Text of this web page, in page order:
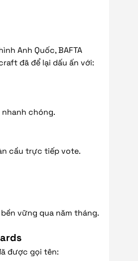
Anh Quốc, BAFTA
đã để lại dấu ấn với:
chóng.
cầu trực tiếp vote.
vững qua năm tháng.
được gọi tên: